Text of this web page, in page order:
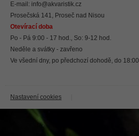
E-mail: info@akvaristik.cz
Prosečská 141, Proseč nad Nisou
Otevírací doba
Po - Pá 9:00 - 17 hod., So: 9-12 hod.
Neděle a svátky - zavřeno
Ve všední dny, po předchozí dohodě, do 18:00
Nastavení cookies